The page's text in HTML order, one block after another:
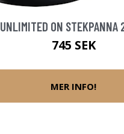
UNLIMITED ON STEKPANNA
745 SEK
MER INFO!